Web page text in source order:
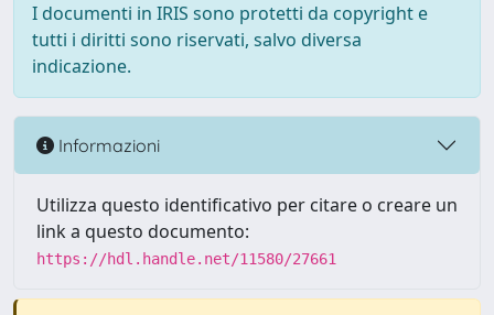
I documenti in IRIS sono protetti da copyright e
tutti i diritti sono riservati, salvo diversa
indicazione.
Informazioni
Utilizza questo identificativo per citare o creare un
link a questo documento:
https://hdl.handle.net/11580/27661